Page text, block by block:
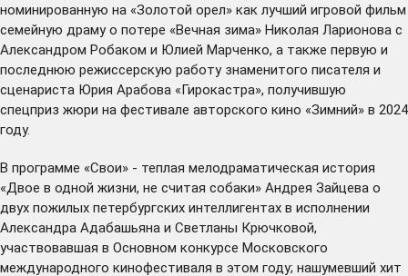
номинированную на «Золотой орел» как лучший игровой фильм
семейную драму о потере «Вечная зима» Николая Ларионова с
Александром Робаком и Юлией Марченко, а также первую и
последнюю режиссерскую работу знаменитого писателя и
сценариста Юрия Арабова «Гирокастра», получившую
спецприз жюри на фестивале авторского кино «Зимний» в 2024
году.
В программе «Свои» - теплая мелодраматическая история
«Двое в одной жизни, не считая собаки» Андрея Зайцева о
двух пожилых петербургских интеллигентах в исполнении
Александра Адабашьяна и Светланы Крючковой,
участвовавшая в Основном конкурсе Московского
международного кинофестиваля в этом году; нашумевший хит